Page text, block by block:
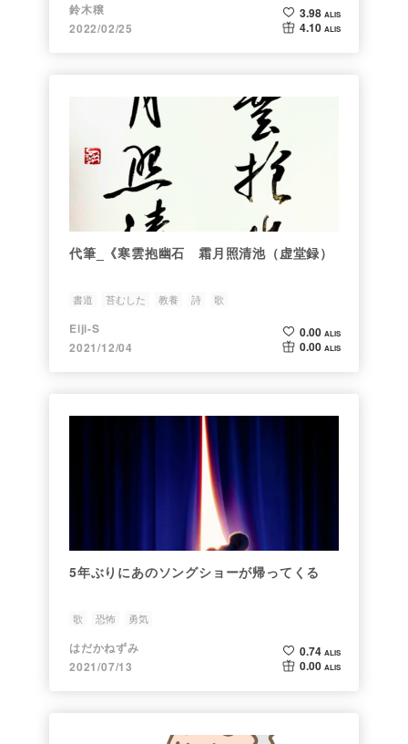
鈴木穣
2022/02/25
3.98 ALIS
4.10 ALIS
代筆_《寒雲抱幽石 霜月照清池（虚堂録）
書道 苔むした 教養 詩 歌
Eiji-S
2021/12/04
0.00 ALIS
0.00 ALIS
5年ぶりにあのソングショーが帰ってくる
歌 恐怖 勇気
はだかねずみ
2021/07/13
0.74 ALIS
0.00 ALIS